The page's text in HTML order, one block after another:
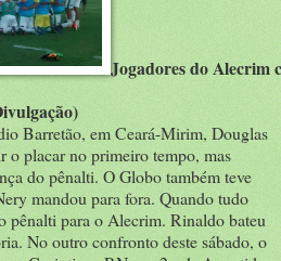
Jogadores do Alecrim
Barretão, em Ceará-Mirim, Douglas
o placar no primeiro tempo, mas
do pênalti. O Globo também teve
mandou para fora. Quando tudo
pênalti para o Alecrim. Rinaldo bateu
No outro confronto deste sábado, o